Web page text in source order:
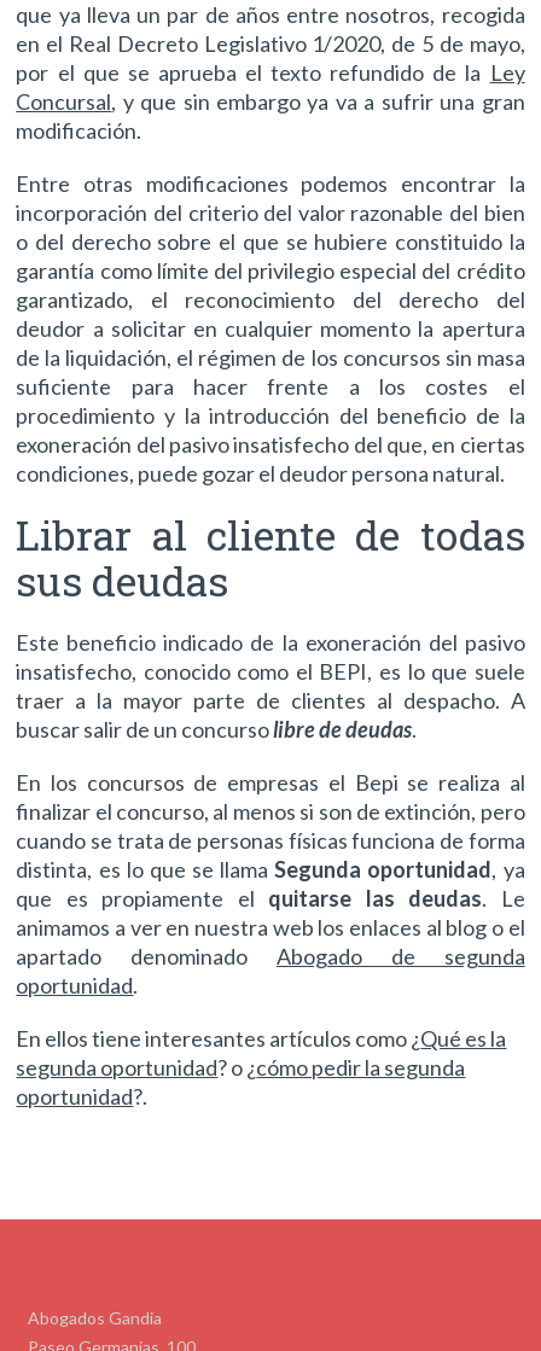
que ya lleva un par de años entre nosotros, recogida
en el Real Decreto Legislativo 1/2020, de 5 de mayo,
por el que se aprueba el texto refundido de la Ley
Concursal, y que sin embargo ya va a sufrir una gran
modificación.
Entre otras modificaciones podemos encontrar la
incorporación del criterio del valor razonable del bien
o del derecho sobre el que se hubiere constituido la
garantía como límite del privilegio especial del crédito
garantizado, el reconocimiento del derecho del
deudor a solicitar en cualquier momento la apertura
de la liquidación, el régimen de los concursos sin masa
suficiente para hacer frente a los costes el
procedimiento y la introducción del beneficio de la
exoneración del pasivo insatisfecho del que, en ciertas
condiciones, puede gozar el deudor persona natural.
Librar al cliente de todas
sus deudas
Este beneficio indicado de la exoneración del pasivo
insatisfecho, conocido como el BEPI, es lo que suele
traer a la mayor parte de clientes al despacho. A
buscar salir de un concursolibre de deudas.
En los concursos de empresas el Bepi se realiza al
finalizar el concurso, al menos si son de extinción, pero
cuando se trata de personas físicas funciona de forma
distinta, es lo que se llamaSegunda oportunidad, ya
que es propiamente el quitarse las deudas. Le
animamos a ver en nuestra web los enlaces al blog o el
apartado denominado Abogado de segunda
oportunidad.
En ellos tiene interesantes artículos como ¿Qué es la
segunda oportunidad? o ¿cómo pedir la segunda
oportunidad?.
Abogados Gandia
Paseo Germanias, 100